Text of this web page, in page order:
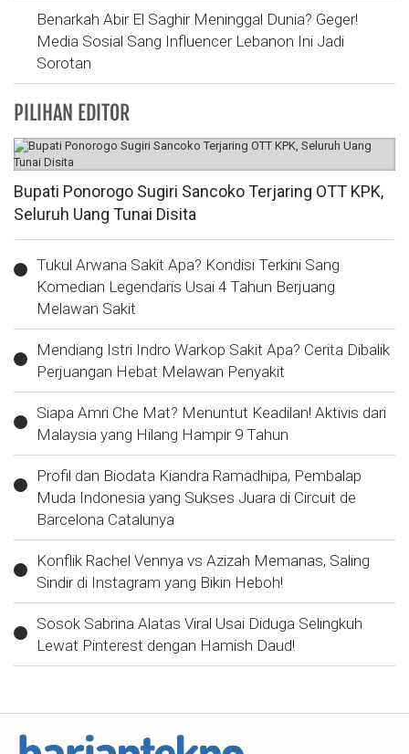
Benarkah Abir El Saghir Meninggal Dunia? Geger!
Media Sosial Sang Influencer Lebanon Ini Jadi
Sorotan
PILIHAN EDITOR
Bupati Ponorogo Sugiri Sancoko Terjaring OTT KPK,
Seluruh Uang Tunai Disita
Tukul Arwana Sakit Apa? Kondisi Terkini Sang
Komedian Legendaris Usai 4 Tahun Berjuang
Melawan Sakit
Mendiang Istri Indro Warkop Sakit Apa? Cerita Dibalik
Perjuangan Hebat Melawan Penyakit
Siapa Amri Che Mat? Menuntut Keadilan! Aktivis dari
Malaysia yang Hilang Hampir 9 Tahun
Profil dan Biodata Kiandra Ramadhipa, Pembalap
Muda Indonesia yang Sukses Juara di Circuit de
Barcelona Catalunya
Konflik Rachel Vennya vs Azizah Memanas, Saling
Sindir di Instagram yang Bikin Heboh!
Sosok Sabrina Alatas Viral Usai Diduga Selingkuh
Lewat Pinterest dengan Hamish Daud!